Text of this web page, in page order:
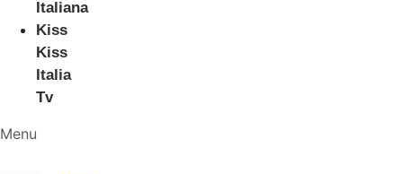
Italiana
Kiss
Kiss
Italia
Tv
Menu